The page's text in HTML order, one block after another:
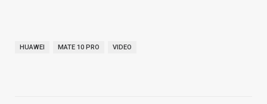
HUAWEI MATE 10 PRO VIDEO